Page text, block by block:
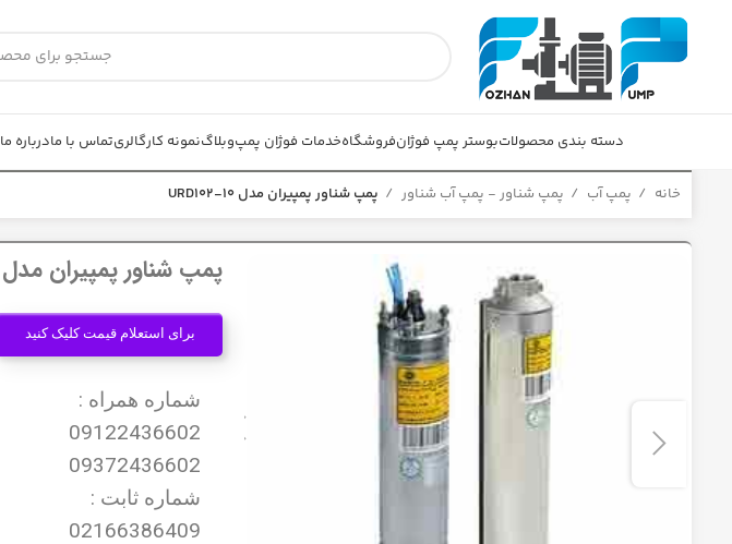
دسته بندی محصولاتبوستر پمپ فوژانفروشگاهخدمات فوژان پمپوبلاگنمونه کارگالریتماس با مادرباره ما
خانه پمپ آب پمپ شناور - پمپ آب شناور پمپ شناور پمپیران مدل URD102-10
پمپ شناور پمپیران مدل URD102-10
برای استعلام قیمت کلیک کنید
شماره همراه :
09122436602
09372436602
شماره ثابت :
02166386409